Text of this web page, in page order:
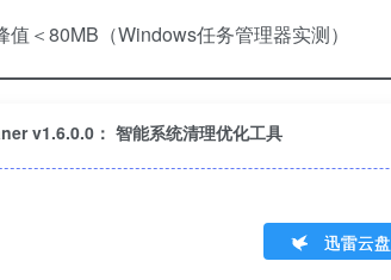
值＜80MB（Windows任务管理器实测）
v1.6.0.0： 智能系统清理优化工具
迅雷云盘